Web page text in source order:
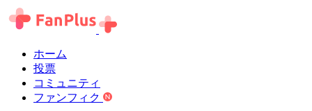
ホーム
投票
コミュニティ
ファンフィク